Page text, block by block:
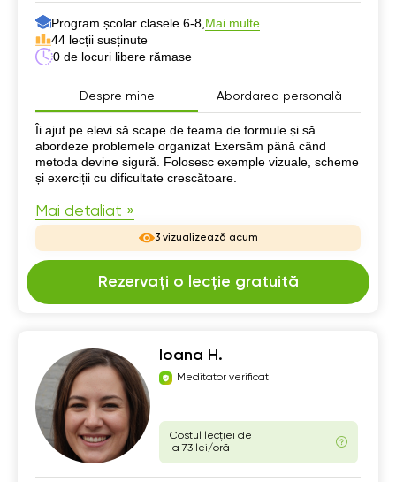
Program școlar clasele 6-8, Mai multe
44 lecții susținute
0 de locuri libere rămase
Despre mine Abordarea personală
Despre mine
Îi ajut pe elevi să scape de teama de formule și să
abordeze problemele organizat Exersăm până când
metoda devine sigură. Folosesc exemple vizuale, scheme
și exerciții cu dificultate crescătoare.
Mai detaliat »
3 vizualizează acum
Rezervați o lecție gratuită
Ioana H.
Meditator verificat
Costul lecției de
la 73 lei/oră